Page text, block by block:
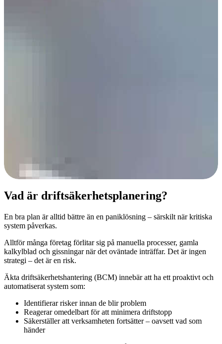
Vad är driftsäkerhetsplanering?
En bra plan är alltid bättre än en paniklösning – särskilt när kritiska
system påverkas.
Alltför många företag förlitar sig på manuella processer, gamla
kalkylblad och gissningar när det oväntade inträffar. Det är ingen
strategi – det är en risk.
Äkta driftsäkerhetshantering (BCM) innebär att ha ett proaktivt och
automatiserat system som:
Identifierar risker innan de blir problem
Reagerar omedelbart för att minimera driftstopp
Säkerställer att verksamheten fortsätter – oavsett vad som
händer